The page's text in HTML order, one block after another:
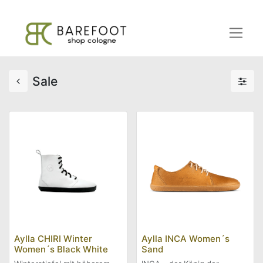
Sale
Aylla CHIRI Winter
Women´s Black White
Aylla INCA Women´s
Sand